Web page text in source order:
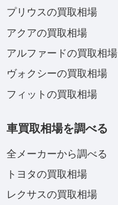
プリウスの買取相場
アクアの買取相場
アルファードの買取相場
ヴォクシーの買取相場
フィットの買取相場
車買取相場を調べる
全メーカーから調べる
トヨタの買取相場
レクサスの買取相場